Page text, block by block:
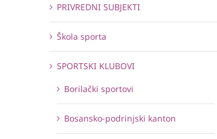
PRIVREDNI SUBJEKTI
Škola sporta
SPORTSKI KLUBOVI
Borilački sportovi
Bosansko-podrinjski kanton